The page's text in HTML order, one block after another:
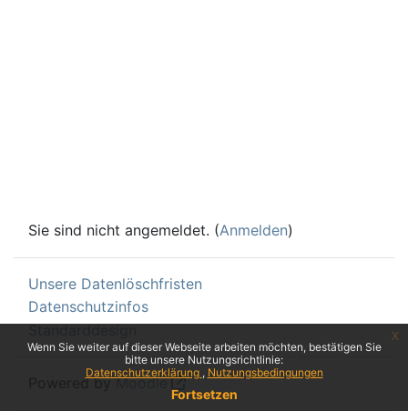
Wenn Sie weiter auf dieser Webseite arbeiten möchten, bestätigen Sie
bitte unsere Nutzungsrichtlinie:
Datenschutzerklärung
Nutzungsbedingungen
Fortsetzen
x
Sie sind nicht angemeldet. (Anmelden)
Unsere Datenlöschfristen
Datenschutzinfos
Standarddesign
Powered byMoodle